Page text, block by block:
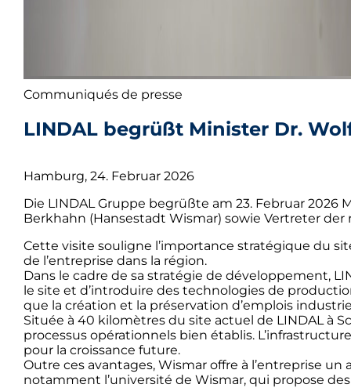
Communiqués de presse
LINDAL begrüßt Minister Dr.
Hamburg, 24. Februar 2026
Die LINDAL Gruppe begrüßte am 23. Februar
Berkhahn (Hansestadt Wismar) sowie Vertreter
Cette visite souligne l’importance stratégique du
de l’entreprise dans la région.
Dans le cadre de sa stratégie de développement,
le site et d’introduire des technologies de
que la création et la préservation d’emplois
Située à 40 kilomètres du site actuel de LINDAL à
processus opérationnels bien établis.
pour la croissance future.
Outre ces avantages, Wismar offre à l’entreprise
notamment l’université de Wismar, qui propose